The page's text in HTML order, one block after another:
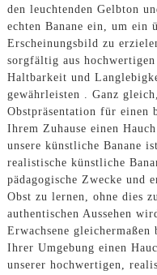
den leuchtenden Gelbton
echten Banane ein, um ein
Erscheinungsbild zu
sorgfältig aus
Haltbarkeit und
gewährleisten . Ganz
Obstpräsentation für einen
Ihrem Zuhause einen
unsere künstliche Banane
realistische künstliche
pädagogische Zwecke und
Obst zu lernen, ohne dies
authentischen Aussehen
Erwachsene
Ihrer Umgebung einen
unserer hochwertigen,